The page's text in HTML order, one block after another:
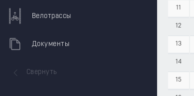
Велотрассы
Документы
Свернуть
11
12
13
14
15